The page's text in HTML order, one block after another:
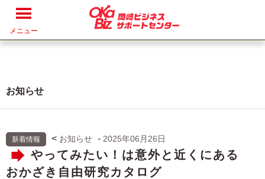
メニュー
お知らせ
新着情報 < お知らせ - 2025年06月26日
やってみたい！は意外と近くにある
おかざき自由研究カタログ